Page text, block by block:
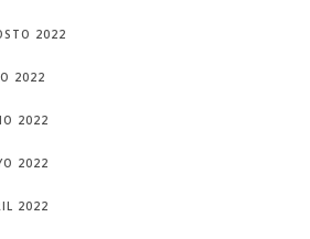
2022
2022
2022
2022
2022